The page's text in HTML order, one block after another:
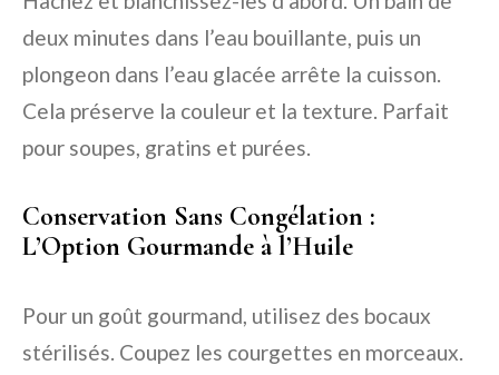
deux minutes dans l’eau bouillante, puis un
plongeon dans l’eau glacée arrête la cuisson.
Cela préserve la couleur et la texture. Parfait
pour soupes, gratins et purées.
Conservation Sans Congélation :
L’Option Gourmande à l’Huile
Pour un goût gourmand, utilisez des bocaux
stérilisés. Coupez les courgettes en morceaux.